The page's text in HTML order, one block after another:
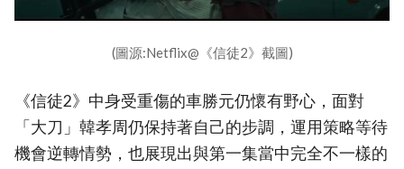
(圖源:Netflix@《信徒2》截圖)
《信徒2》中身受重傷的車勝元仍懷有野心，面對
「大刀」韓孝周仍保持著自己的步調，運用策略等待
機會逆轉情勢，也展現出與第一集當中完全不一樣的